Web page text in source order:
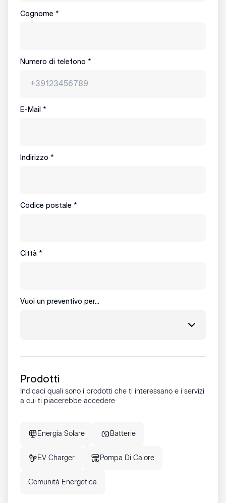
Cognome *
Numero di telefono *
E-Mail *
Indirizzo *
Codice postale *
Città *
Vuoi un preventivo per...
Prodotti
Indicaci quali sono i prodotti che ti interessano e i servizi
a cui ti piacerebbe accedere
Energia Solare Batterie
EV Charger Pompa Di Calore
Comunità Energetica